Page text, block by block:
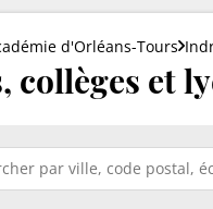
d'Orléans-Tours
collèges et